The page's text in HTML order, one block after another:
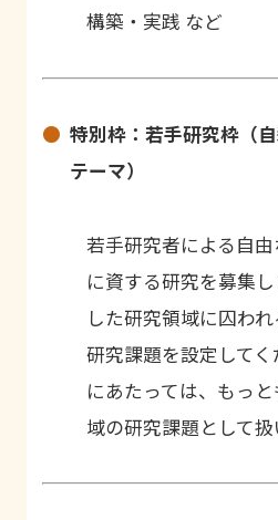
構築・実践 など
特別枠：若手研究枠（
テーマ）
若手研究者による自
に資する研究を募集
した研究領域に囚わ
研究課題を設定して
にあたっては、もっ
域の研究課題として扱